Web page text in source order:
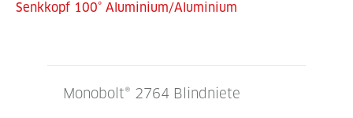
Senkkopf 100° Aluminium/Aluminium
Monobolt® 2764 Blindniete